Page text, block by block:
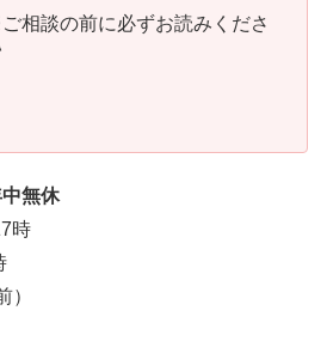
相談の前に必ずお読みくださ
無休
時
）